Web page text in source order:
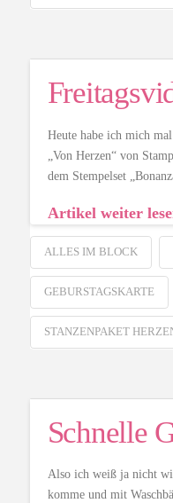
Heute habe ich mich
„Von Herzen“ von
dem Stempelset
Artikel weiter
ALLES IM BLOCK
GEBURSTAGSKARTE
STANZENPAKET
Schnelle
Also ich weiß ja nicht
komme und mit